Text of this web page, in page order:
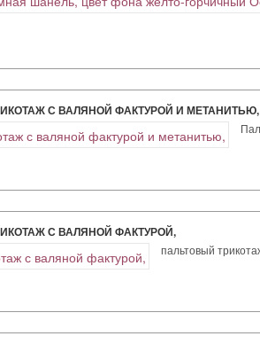
С ВАЛЯНОЙ ФАКТУРОЙ И МЕТАНИТЬЮ,
С ВАЛЯНОЙ ФАКТУРОЙ,
пальтовый